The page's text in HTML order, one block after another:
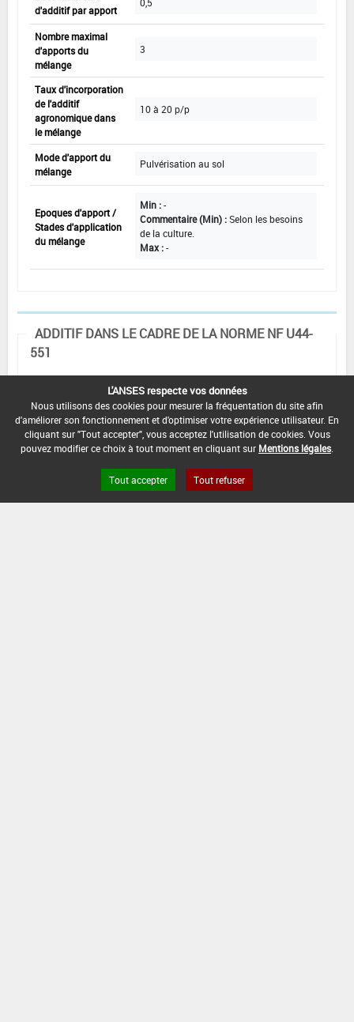
d'additif par apport
Nombre maximal
d'apports du
mélange
3
Taux d'incorporation
de l'additif
agronomique dans
le mélange
10 à 20 p/p
Mode d'apport du
mélange
Pulvérisation au sol
Epoques d'apport /
Stades d'application
du mélange
Min :-
Commentaire (Min) :Selon les besoins
de la culture.
Max :-
ADDITIF DANS LE CADRE DE LA NORME NF U44-
551
Toutes cultures
Cultures : Toutes cultures
Supports de culture
autorisés en
mélange avec
au sens de la norme NF U44-551 en
mélange avec des supports de culture
3 0,5 kg/ha
L'ANSES respecte vos données
Nous utilisons des cookies pour mesurer la fréquentation du site afin
d'améliorer son fonctionnement et d'optimiser votre expérience utilisateur. En
cliquant sur "Tout accepter", vous acceptez l'utilisation de cookies. Vous
pouvez modifier ce choix à tout moment en cliquant sur Mentions légales
Tout accepter Tout refuser